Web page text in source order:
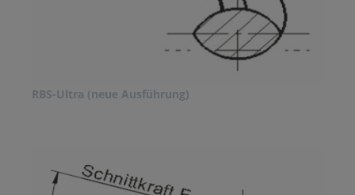
RBS-Ultra (neue Ausführung)